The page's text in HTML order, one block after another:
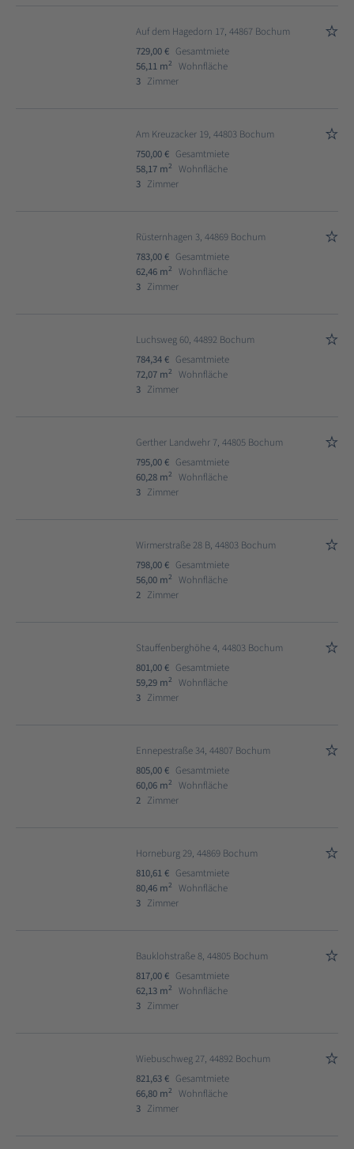
Auf dem Hagedorn 17, 44867 Bochum
729,00 € Gesamtmiete
56,11 m2
Wohnfläche
3 Zimmer
Am Kreuzacker 19, 44803 Bochum
750,00 € Gesamtmiete
58,17 m2
Wohnfläche
3 Zimmer
Rüsternhagen 3, 44869 Bochum
783,00 € Gesamtmiete
62,46 m2
Wohnfläche
3 Zimmer
Luchsweg 60, 44892 Bochum
784,34 € Gesamtmiete
72,07 m2
Wohnfläche
3 Zimmer
Gerther Landwehr 7, 44805 Bochum
795,00 € Gesamtmiete
60,28 m2
Wohnfläche
3 Zimmer
Wirmerstraße 28 B, 44803 Bochum
798,00 € Gesamtmiete
56,00 m2
Wohnfläche
2 Zimmer
Stauffenberghöhe 4, 44803 Bochum
801,00 € Gesamtmiete
59,29 m2
Wohnfläche
3 Zimmer
Ennepestraße 34, 44807 Bochum
805,00 € Gesamtmiete
60,06 m2
Wohnfläche
2 Zimmer
Horneburg 29, 44869 Bochum
810,61 € Gesamtmiete
80,46 m2
Wohnfläche
3 Zimmer
Bauklohstraße 8, 44805 Bochum
817,00 € Gesamtmiete
62,13 m2
Wohnfläche
3 Zimmer
Wiebuschweg 27, 44892 Bochum
821,63 € Gesamtmiete
66,80 m2
Wohnfläche
3 Zimmer